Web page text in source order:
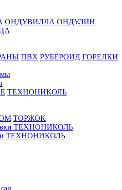
ОНДУВИЛЛА ОНДУЛИН
ПВХ РУБЕРОИД ГОРЕЛКИ
ТЕХНОНИКОЛЬ
ТОРЖОК
ТЕХНОНИКОЛЬ